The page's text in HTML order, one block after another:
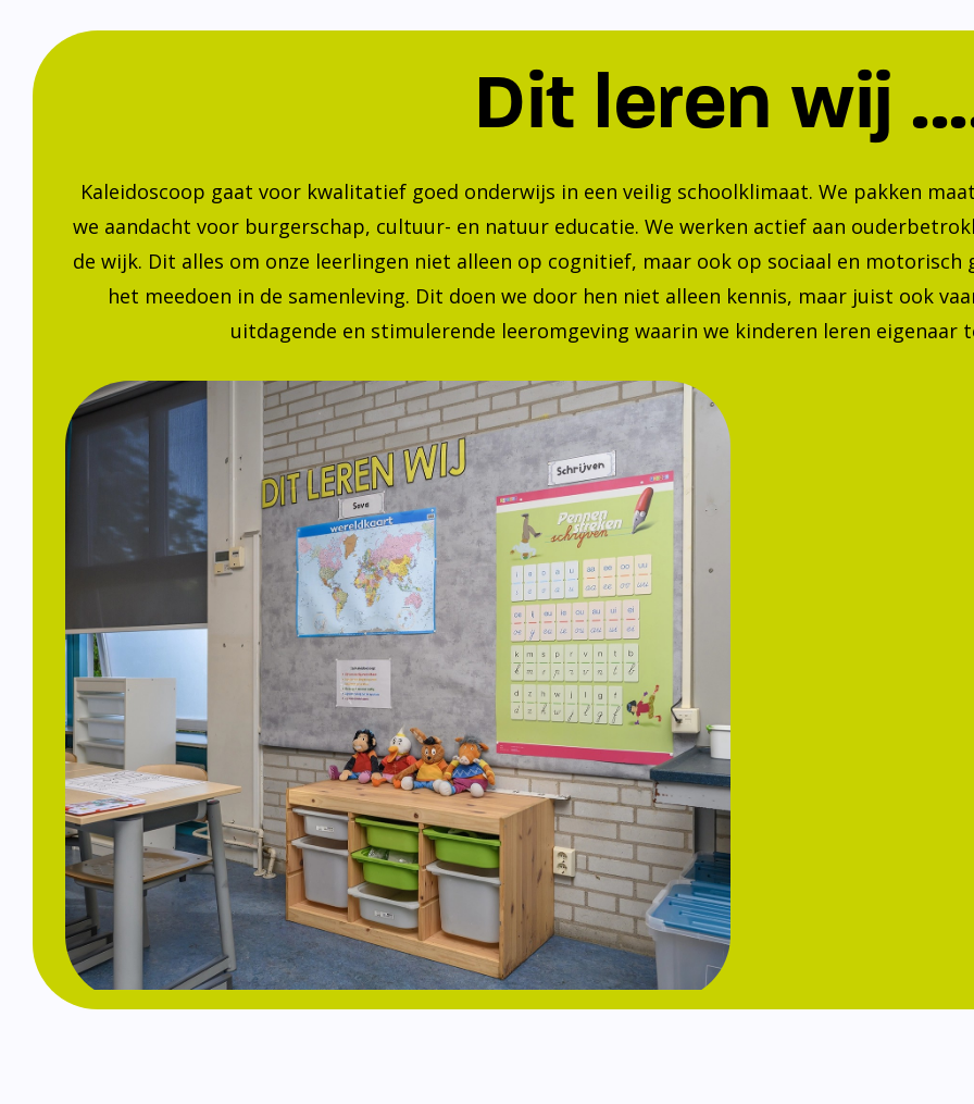
Dit leren wij
Kaleidoscoop gaat voor kwalitatief goed onderwijs in een veilig schoolklimaat. We pakken
we aandacht voor burgerschap, cultuur- en natuur educatie. We werken actief aan
de wijk. Dit alles om onze leerlingen niet alleen op cognitief, maar ook op sociaal en
het meedoen in de samenleving. Dit doen we door hen niet alleen kennis, maar juist ook
uitdagende en stimulerende leeromgeving waarin we kinderen leren eigenaar